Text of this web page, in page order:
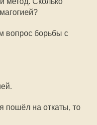
вопрос борьбы с
пошёл на откаты, то